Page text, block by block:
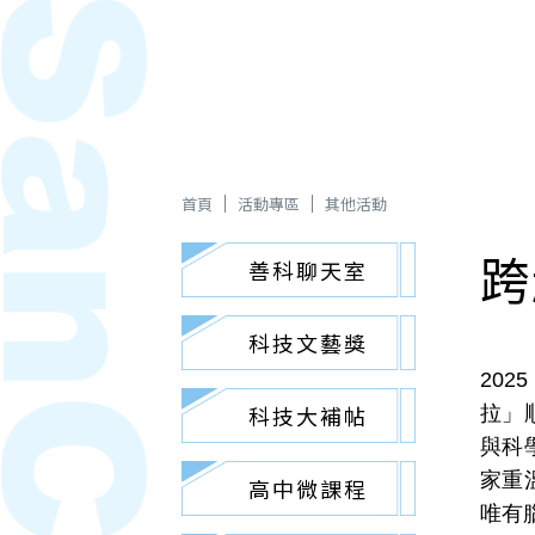
首頁 活動專區 其他活動
善科聊天室
科技文藝獎
科技大補帖
高中微課程
拉」
與科
家重
唯有